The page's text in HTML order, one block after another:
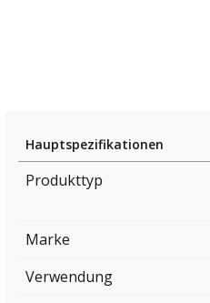
Hauptspezifikationen
Produkttyp
Marke
Verwendung